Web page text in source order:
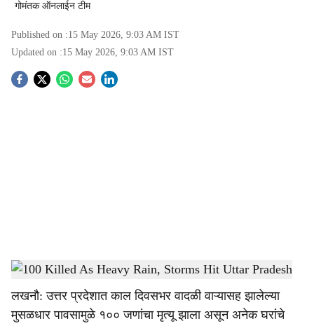
गोमंतक ऑनलाईन टीम
Published on :15 May 2026, 9:03 AM IST
Updated on :15 May 2026, 9:03 AM IST
S
a
100 Killed As Heavy Rain, Storms Hit Uttar Pradesh-Dainik Gomantak
लखनौ: उत्तर प्रदेशात काल दिवसभर वादळी वाऱ्यासह झालेल्या
मुसळधार पावसामुळे १०० जणांचा मृत्यू झाला असून अनेक घरांचे